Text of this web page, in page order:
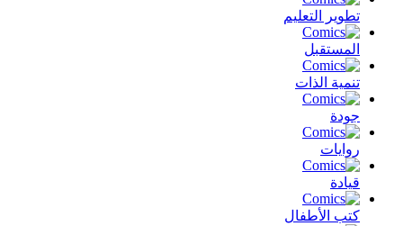
تطوير التعليم
المستقبل
تنمية الذات
جودة
روايات
قيادة
كتب الأطفال